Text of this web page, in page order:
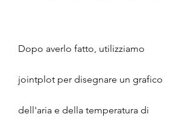
Dopo averlo fatto, utilizziamo
jointplot per disegnare un grafico
dell'aria e della temperatura di